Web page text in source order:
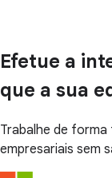
Efetue a
que a sua
Trabalhe de
empresariais sem